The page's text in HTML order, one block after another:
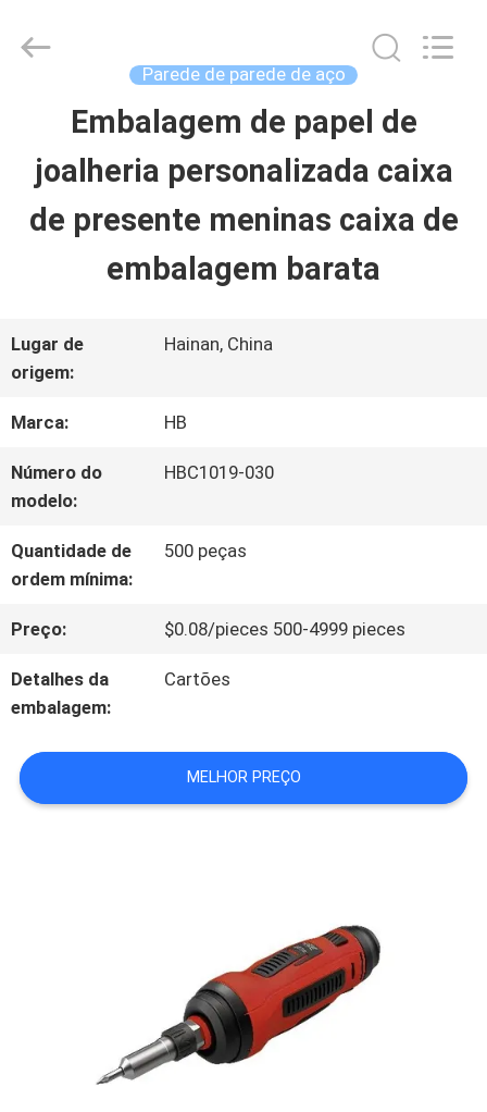
PARA
CASA
PRODUTOS
SOBRE
NÓS
VISITA
À
FÁBRICA
CONTROLE
DE
Electric
Parede de parede de aço
Embalagem de papel de
joalheria personalizada caixa
de presente meninas caixa de
embalagem barata
Lugar de
origem:
Hainan, China
Marca: HB
Número do
modelo:
HBC1019-030
Quantidade de
ordem mínima:
500 peças
Preço: $0.08/pieces 500-4999 pieces
Detalhes da
embalagem:
Cartões
MELHOR PREÇO